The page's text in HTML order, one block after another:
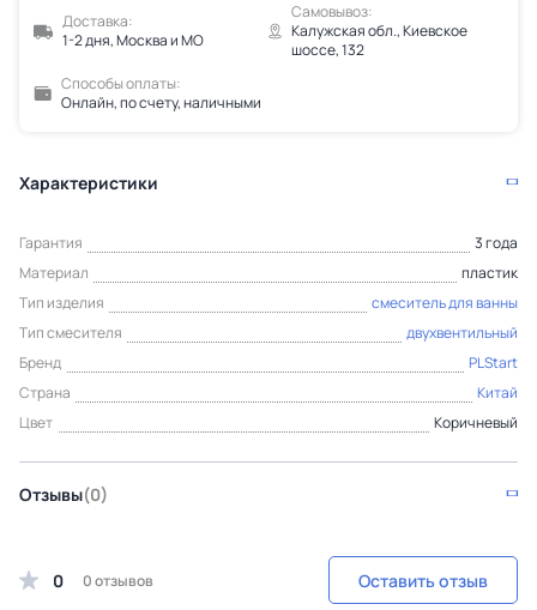
Доставка:
1-2 дня, Москва и МО
Самовывоз:
Калужская обл., Киевское
шоссе, 132
Способы оплаты:
Онлайн, по счету, наличными
Характеристики
Гарантия
3 года
Материал
пластик
Тип изделия
смеситель для ванны
Тип смесителя
двухвентильный
Бренд
PLStart
Страна
Китай
Цвет
Коричневый
Отзывы(0)
0 0 отзывов Оставить отзыв